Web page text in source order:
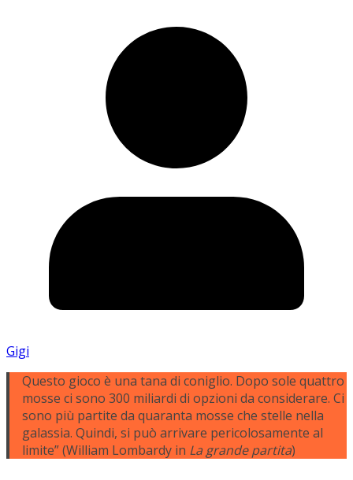
Gigi
Questo gioco è una tana di coniglio. Dopo sole quattro
mosse ci sono 300 miliardi di opzioni da considerare. Ci
sono più partite da quaranta mosse che stelle nella
galassia. Quindi, si può arrivare pericolosamente al
limite” (William Lombardy in La grande partita)